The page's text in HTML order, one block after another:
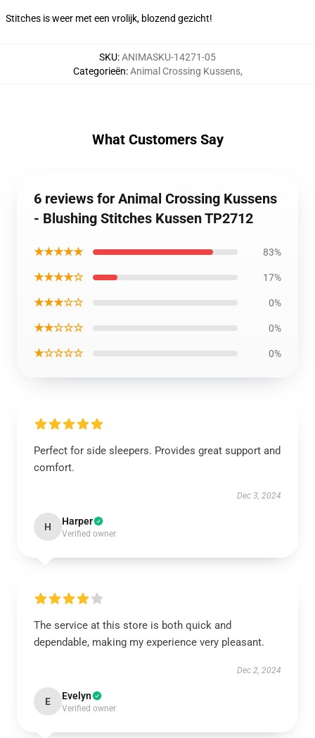
Stitches is weer met een vrolijk, blozend gezicht!
SKU:ANIMASKU-14271-05
Categorieën:Animal Crossing Kussens,
What Customers Say
6 reviews for Animal Crossing Kussens
- Blushing Stitches Kussen TP2712
★★★★★ 83%
★★★★☆ 17%
★★★☆☆ 0%
★★☆☆☆ 0%
★☆☆☆☆ 0%
Perfect for side sleepers. Provides great support and
comfort.
Dec 3, 2024
H Harper
Verified owner
The service at this store is both quick and
dependable, making my experience very pleasant.
Dec 2, 2024
E Evelyn
Verified owner